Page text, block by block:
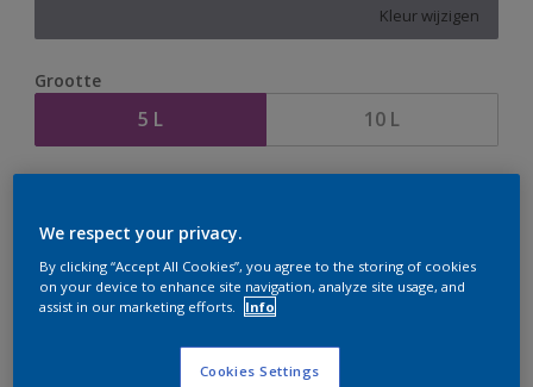
Kleur wijzigen
Grootte
5 L 10 L
Op dit moment is het niet mogelijk dit product online
te bestellen. Houd de website in de gaten, we werken
er hard aan om de voorraad aan te vullen.
We respect your privacy.
By clicking “Accept All Cookies”, you agree to the storing of cookies
on your device to enhance site navigation, analyze site usage, and
assist in our marketing efforts.
Info
Cookies Settings